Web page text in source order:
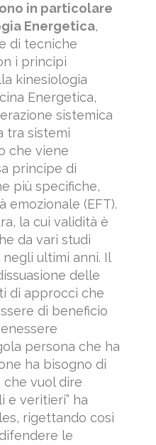
in particolare
Energetica,
di tecniche
i principi
kinesiologia
Energetica,
sistemica
tra sistemi
che viene
principe di
più specifiche,
emozionale (EFT).
la cui validità è
da vari studi
ultimi anni. Il
delle
di approcci che
di beneficio
persona che ha
ha bisogno di
vuol dire
e veritieri” ha
rigettando così
le